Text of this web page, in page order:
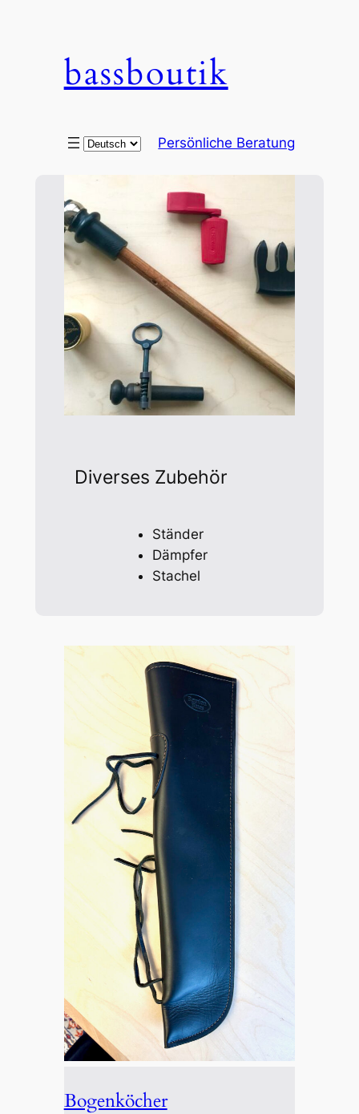
bassboutik
Choose
language
Persönliche Beratung
Diverses Zubehör
Ständer
Dämpfer
Stachel
Bogenköcher